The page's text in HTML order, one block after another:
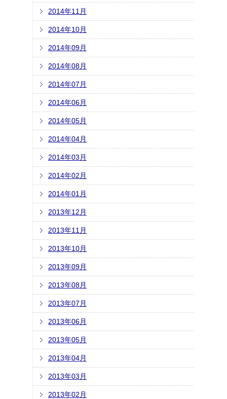
2014年11月
2014年10月
2014年09月
2014年08月
2014年07月
2014年06月
2014年05月
2014年04月
2014年03月
2014年02月
2014年01月
2013年12月
2013年11月
2013年10月
2013年09月
2013年08月
2013年07月
2013年06月
2013年05月
2013年04月
2013年03月
2013年02月